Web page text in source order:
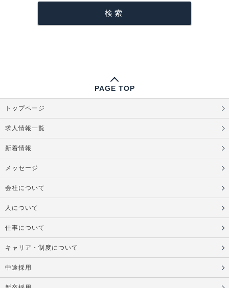
PAGE TOP
トップページ
求人情報一覧
新着情報
メッセージ
会社について
人について
仕事について
キャリア・制度について
中途採用